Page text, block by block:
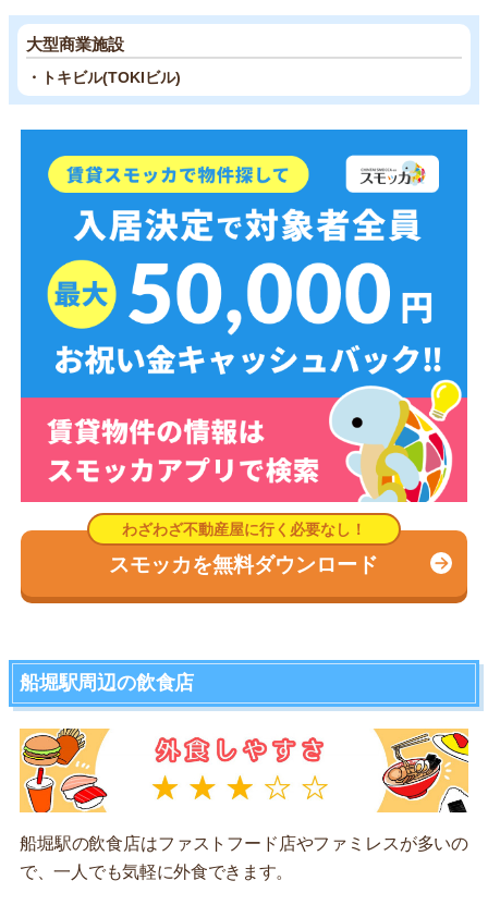
大型商業施設
・トキビル(TOKIビル)
スモッカを無料ダウンロード
船堀駅周辺の飲食店
船堀駅の飲食店はファストフード店やファミレスが多いの
で、一人でも気軽に外食できます。